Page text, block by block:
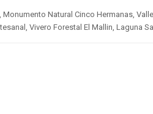
Natural Cinco Hermanas,
Vivero Forestal El Mallin, Laguna